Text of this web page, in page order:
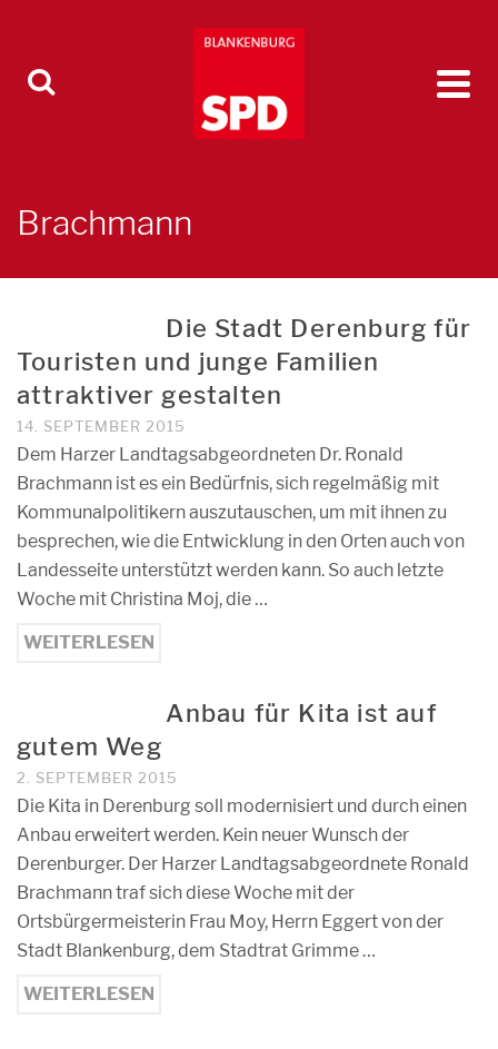
Brachmann
Die Stadt Derenburg für
Touristen und junge Familien
attraktiver gestalten
14. SEPTEMBER 2015
Dem Harzer Landtagsabgeordneten Dr. Ronald
Brachmann ist es ein Bedürfnis, sich regelmäßig mit
Kommunalpolitikern auszutauschen, um mit ihnen zu
besprechen, wie die Entwicklung in den Orten auch von
Landesseite unterstützt werden kann. So auch letzte
Woche mit Christina Moj, die …
WEITERLESEN
Anbau für Kita ist auf
gutem Weg
2. SEPTEMBER 2015
Die Kita in Derenburg soll modernisiert und durch einen
Anbau erweitert werden. Kein neuer Wunsch der
Derenburger. Der Harzer Landtagsabgeordnete Ronald
Brachmann traf sich diese Woche mit der
Ortsbürgermeisterin Frau Moy, Herrn Eggert von der
Stadt Blankenburg, dem Stadtrat Grimme …
WEITERLESEN